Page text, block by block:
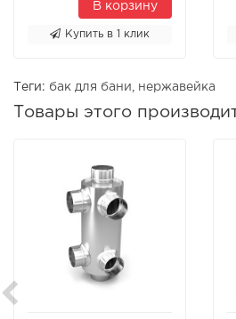
В корзину
Купить в 1 клик
Теги: бак для бани нержавейка
Товары этого